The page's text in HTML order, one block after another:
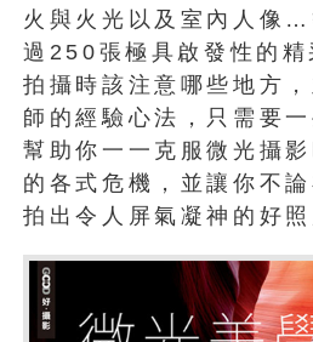
火與火光以及室內人像…
過250張極具啟發性的精
拍攝時該注意哪些地方
師的經驗心法，只需要
幫助你一一克服微光攝影
的各式危機，並讓你不
拍出令人屏氣凝神的好照